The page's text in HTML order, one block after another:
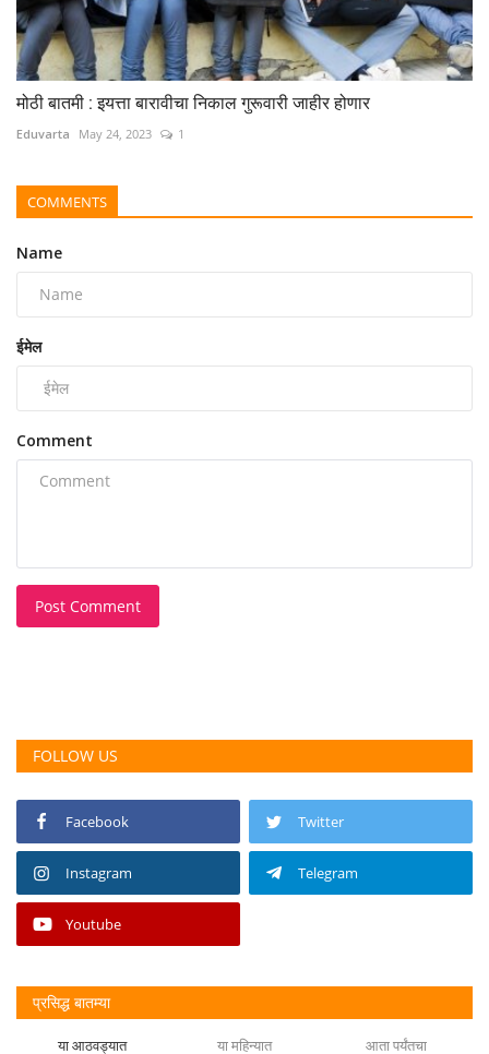
मोठी बातमी : इयत्ता बारावीचा निकाल गुरूवारी जाहीर होणार
Eduvarta May 24, 2023 1
COMMENTS
Name
ईमेल
Comment
Post Comment
FOLLOW US
Facebook Twitter
Instagram Telegram
Youtube
प्रसिद्ध बातम्या
या आठवड्यात या महिन्यात आता पर्यंतचा